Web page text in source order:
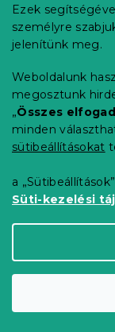
Ezek
személyre
jelenítünk meg.
Weboldalunk
megosztunk
„Összes
minden
sütibeállításokat
a
Süti-kezelési
Rendelés
Fizetési
Reklamáció
Elérhetőség
Általános
Adatvédelmi
Blog